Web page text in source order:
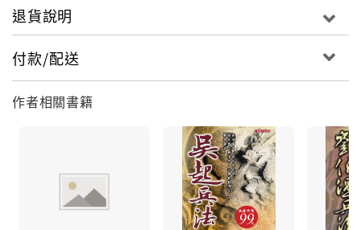
《劉伯溫兵法》、《姜太公兵法》、《吳起兵法》、
退貨說明
付款/配送
作者相關書籍